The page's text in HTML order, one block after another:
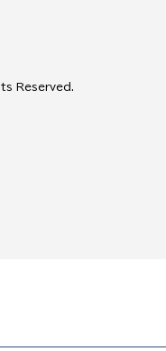
Reserved.